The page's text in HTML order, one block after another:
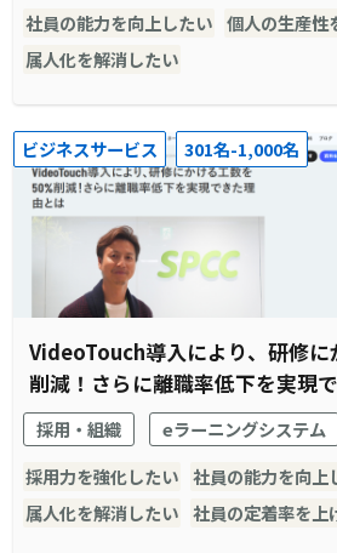
社員の能力を向上したい 個人の生産性
属人化を解消したい
ビジネスサービス 301名-1,000名
VideoTouch導入により、研修
削減！さらに離職率低下を実現
採用・組織
eラーニングシステム
採用力を強化したい 社員の能力を向上
属人化を解消したい 社員の定着率を上